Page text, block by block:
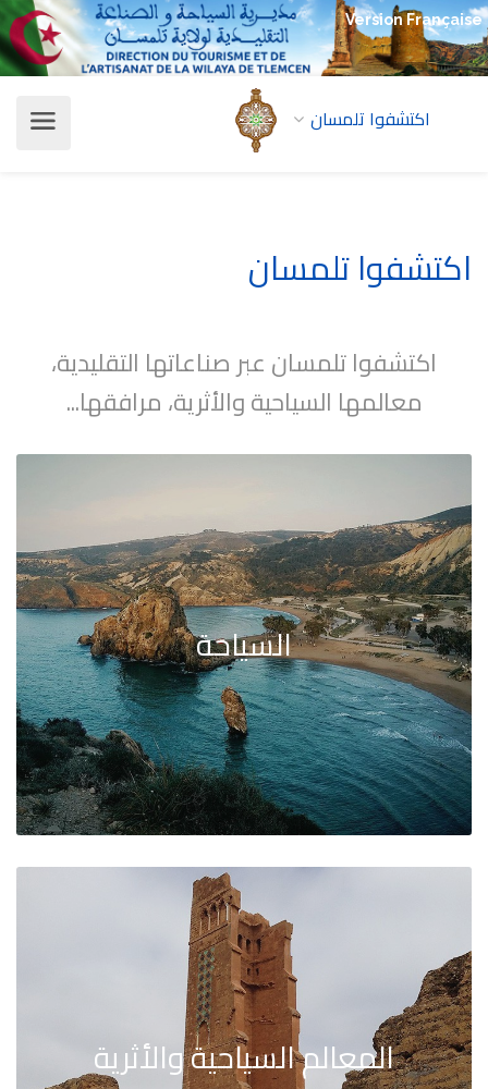
Version Française
اكتشفوا تلمسان
اكتشفوا تلمسان
اكتشفوا تلمسان عبر صناعاتها التقليدية،
معالمها السياحية والأثرية، مرافقها...
السياحة
المعالم السياحية والأثرية